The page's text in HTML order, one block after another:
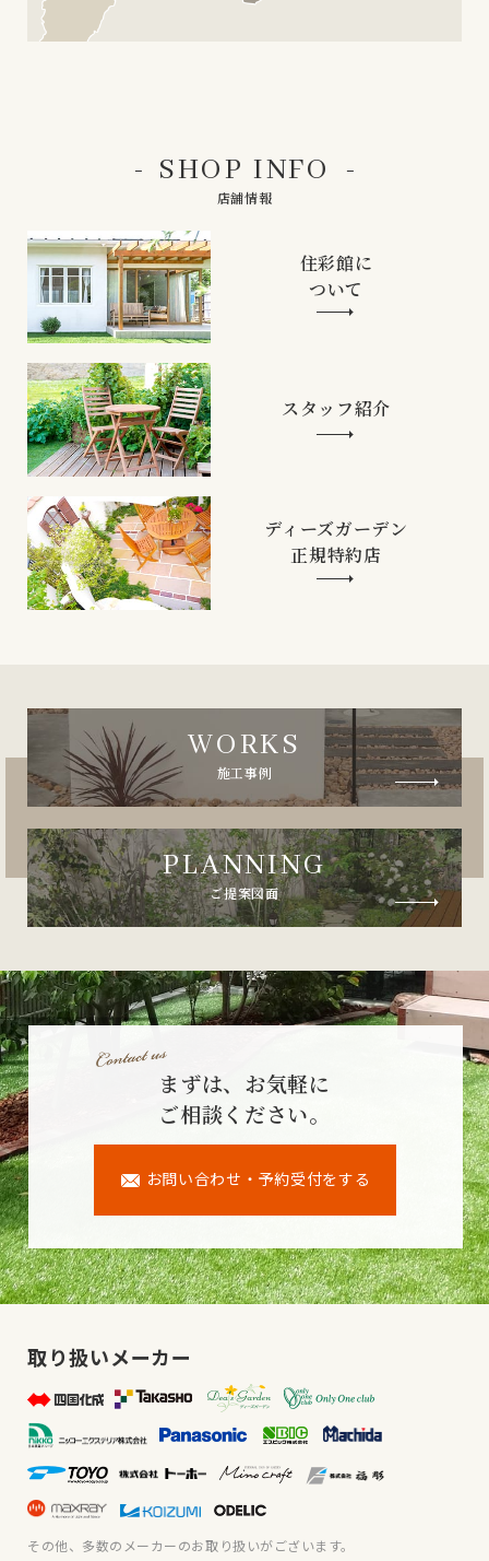
SHOP INFO
店舗情報
住彩館に
ついて
スタッフ紹介
ディーズガーデン
正規特約店
WORKS
施工事例
PLANNING
ご提案図面
まずは、お気軽に
ご相談ください。
お問い合わせ・予約受付をする
取り扱いメーカー
その他、多数のメーカーのお取り扱いがございます。